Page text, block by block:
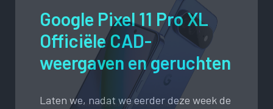
Google Pixel 11 Pro XL
Officiële CAD-
weergaven en geruchten
Laten we, nadat we eerder deze week de